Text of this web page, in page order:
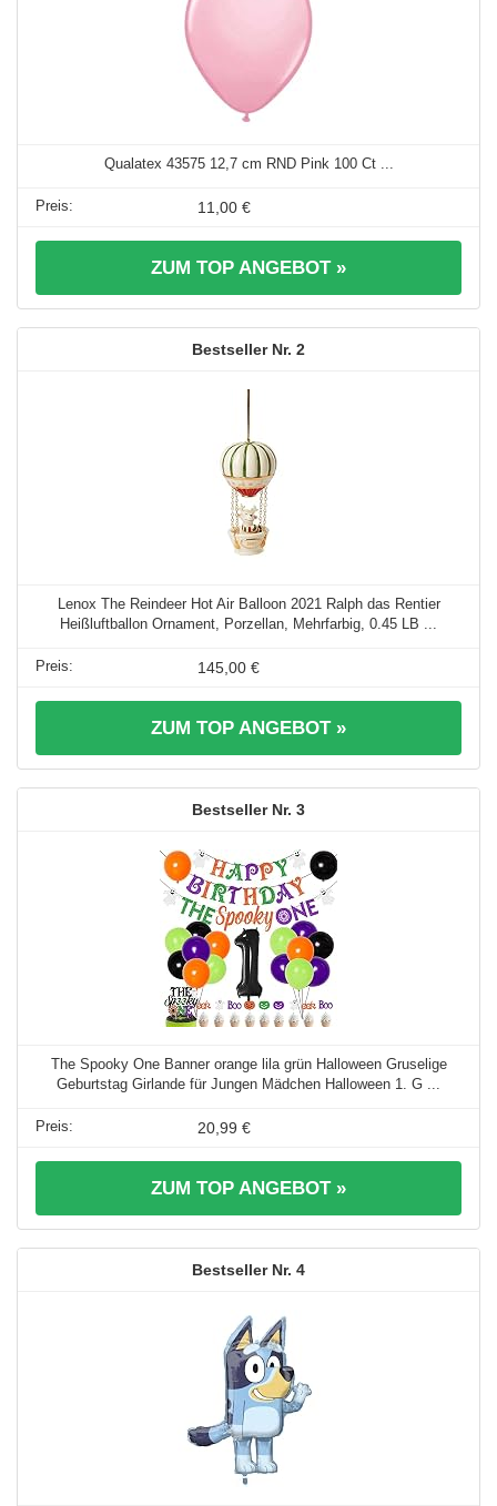
Qualatex 43575 12,7 cm RND Pink 100 Ct ...
11,00 €
ZUM TOP ANGEBOT »
2
Lenox The Reindeer Hot Air Balloon 2021 Ralph das Rentier
Heißluftballon Ornament, Porzellan, Mehrfarbig, 0.45 LB ...
145,00 €
ZUM TOP ANGEBOT »
3
The Spooky One Banner orange lila grün Halloween Gruselige
Geburtstag Girlande für Jungen Mädchen Halloween 1. G ...
20,99 €
ZUM TOP ANGEBOT »
4